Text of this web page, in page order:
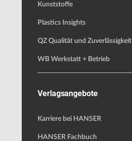
Kunststoffe
Plastics Insights
QZ Qualität und Zuverlässigkeit
WB Werkstatt + Betrieb
Verlagsangebote
Karriere bei HANSER
HANSER Fachbuch